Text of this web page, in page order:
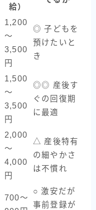
給）
1,200
〜
3,500
円
◎ 子どもを
預けたいと
き
1,500
〜
3,500
円
◎◎ 産後す
ぐの回復期
に最適
2,000
〜
4,000
円
△ 産後特有
の細やかさ
は不慣れ
700〜
○ 激安だが
事前登録が